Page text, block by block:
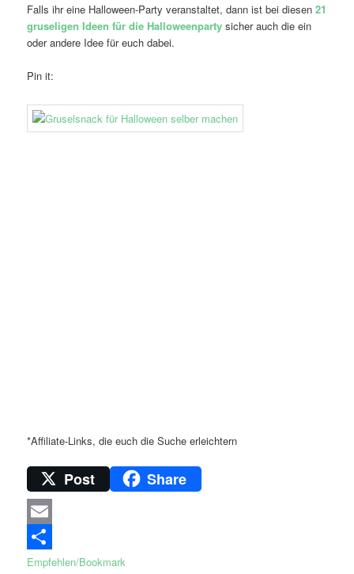
Falls ihr eine Halloween-Party veranstaltet, dann ist bei diesen21
gruseligen Ideen für die Halloweenpartysicher auch die ein
oder andere Idee für euch dabei.
Pin it:
*Affiliate-Links, die euch die Suche erleichtern
Post Share
Email
Empfehlen/Bookmark